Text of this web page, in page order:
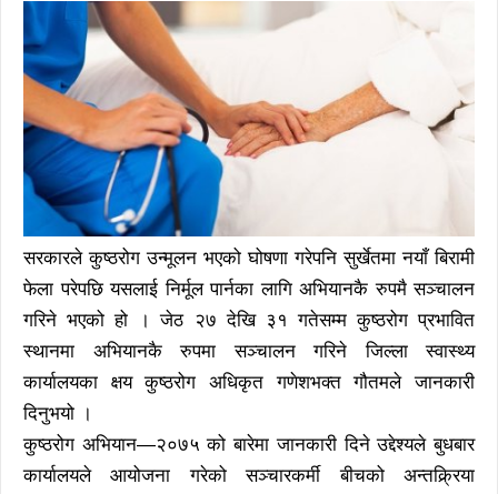
सरकारले कुष्ठरोग उन्मूलन भएको घोषणा गरेपनि सुर्खेतमा नयाँ बिरामी
फेला परेपछि यसलाई निर्मूल पार्नका लागि अभियानकै रुपमै सञ्चालन
गरिने भएको हो । जेठ २७ देखि ३१ गतेसम्म कुष्ठरोग प्रभावित
स्थानमा अभियानकै रुपमा सञ्चालन गरिने जिल्ला स्वास्थ्य
कार्यालयका क्षय कुष्ठरोग अधिकृत गणेशभक्त गौतमले जानकारी
दिनुभयो ।
कुष्ठरोग अभियान—२०७५ को बारेमा जानकारी दिने उद्देश्यले बुधबार
कार्यालयले आयोजना गरेको सञ्चारकर्मी बीचको अन्तक्र्रिया